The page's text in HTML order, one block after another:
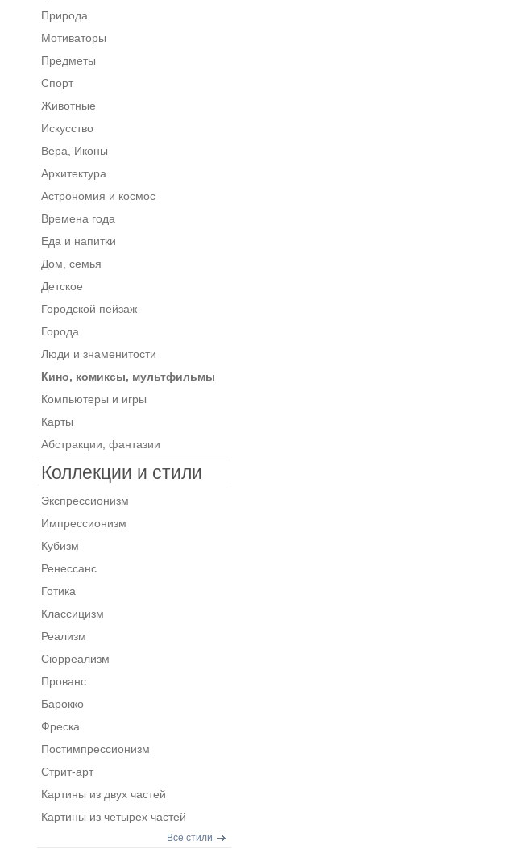
Природа
Мотиваторы
Предметы
Спорт
Животные
Искусство
Вера, Иконы
Архитектура
Астрономия и космос
Времена года
Еда и напитки
Дом, семья
Детское
Городской пейзаж
Города
Люди и знаменитости
Кино, комиксы, мультфильмы
Компьютеры и игры
Карты
Абстракции, фантазии
Коллекции и стили
Экспрессионизм
Импрессионизм
Кубизм
Ренессанс
Готика
Классицизм
Реализм
Сюрреализм
Прованс
Барокко
Фреска
Постимпрессионизм
Стрит-арт
Картины из двух частей
Картины из четырех частей
Все стили